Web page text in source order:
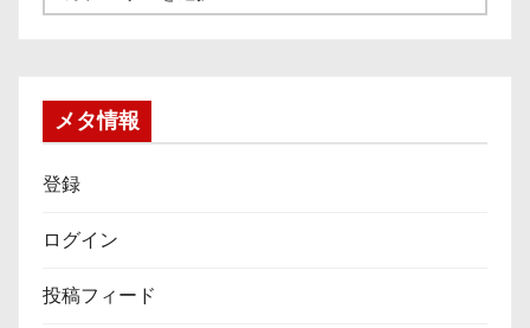
テ
メタ情報
登録
ログイン
投稿フィード